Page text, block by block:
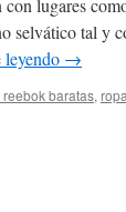
lugares
selvático tal y
leyendo →
baratas,